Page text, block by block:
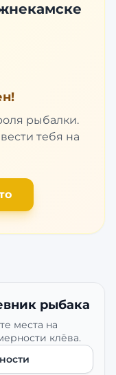
рыбалки.
тебя на
рыбака
места на
клёва.